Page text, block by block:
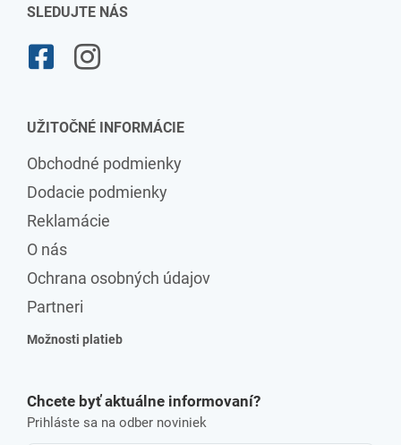
SLEDUJTE NÁS
UŽITOČNÉ INFORMÁCIE
Obchodné podmienky
Dodacie podmienky
Reklamácie
O nás
Ochrana osobných údajov
Partneri
Možnosti platieb
Chcete byť aktuálne informovaní?
Prihláste sa na odber noviniek